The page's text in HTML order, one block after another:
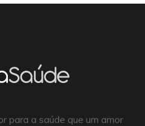
para a saúde que um amor